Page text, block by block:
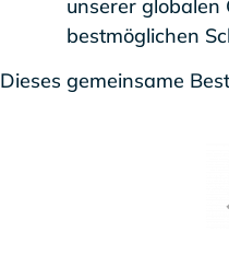
unserer globalen
bestmöglichen
Dieses gemeinsame